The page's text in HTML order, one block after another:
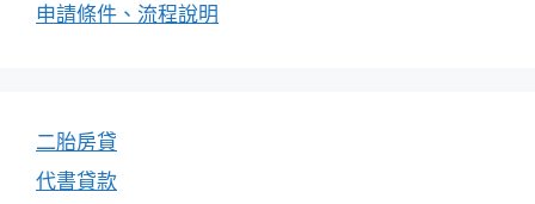
申請條件、流程說明
二胎房貸
代書貸款